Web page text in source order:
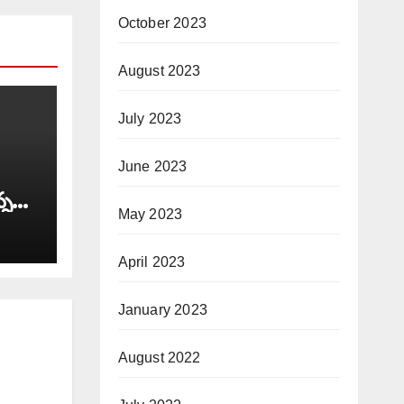
October 2023
August 2023
July 2023
June 2023
May 2023
April 2023
January 2023
August 2022